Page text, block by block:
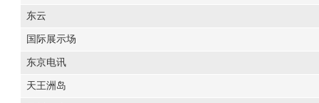
东云
国际展示场
东京电讯
天王洲岛